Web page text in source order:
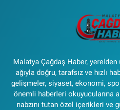
Malatya Çağdaş Haber,
ağıyla doğru, tarafsız ve hızlı
gelişmeler, siyaset, ekonomi,
önemli haberleri okuyucularına
nabzını tutan özel içerikleri ve